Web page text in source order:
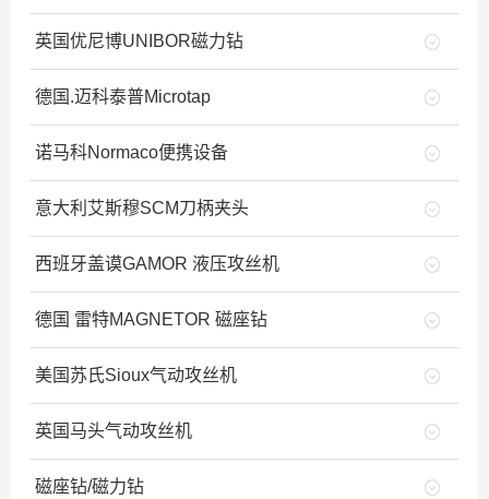
英国优尼博UNIBOR磁力钻
德国.迈科泰普Microtap
诺马科Normaco便携设备
意大利艾斯穆SCM刀柄夹头
西班牙盖谟GAMOR 液压攻丝机
德国 雷特MAGNETOR 磁座钻
美国苏氏Sioux气动攻丝机
英国马头气动攻丝机
磁座钻/磁力钻